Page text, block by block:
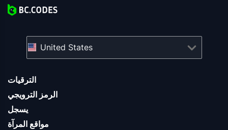
الترقيات
الرمز الترويجي
يسجل
مواقع المرآة
United States